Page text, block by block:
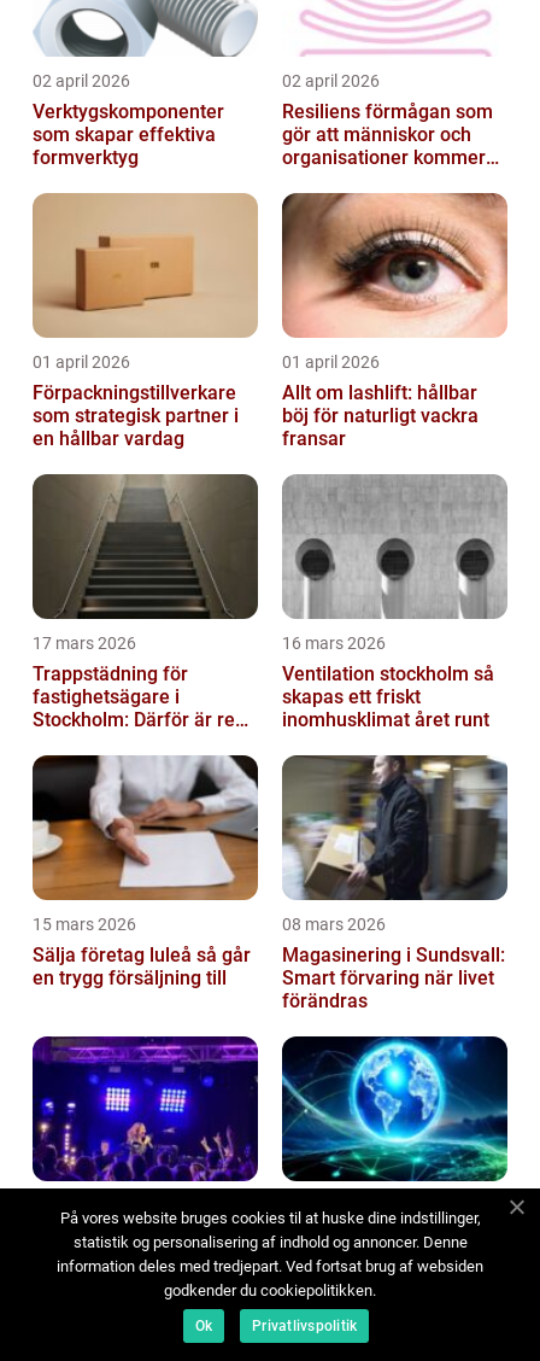
02 april 2026
Verktygskomponenter
som skapar effektiva
formverktyg
02 april 2026
Resiliens förmågan som
gör att människor och
organisationer kommer
01 april 2026
Förpackningstillverkare
som strategisk partner i
en hållbar vardag
01 april 2026
Allt om lashlift: hållbar
böj för naturligt vackra
fransar
17 mars 2026
Trappstädning för
fastighetsägare i
Stockholm: Därför är rena
investering
16 mars 2026
Ventilation stockholm så
skapas ett friskt
inomhusklimat året runt
15 mars 2026
Sälja företag luleå så går
en trygg försäljning till
08 mars 2026
Magasinering i Sundsvall:
Smart förvaring när livet
förändras
Scenljus stockholm ljuset
som formar upplevelsen
Fiberinstallation grunden
för ett stabilt och snabbt
nätverk
På vores website bruges cookies til at huske dine indstillinger,
statistik og personalisering af indhold og annoncer. Denne
information deles med tredjepart. Ved fortsat brug af websiden
godkender du cookiepolitikken.
Ok Privatlivspolitik